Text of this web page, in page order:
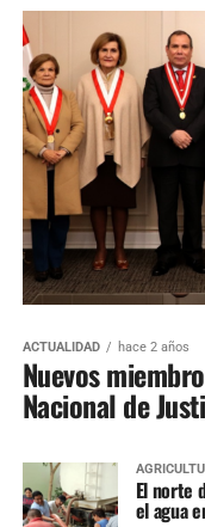
ACTUALIDAD hace 2 años
Nuevos
Nacional de
El norte
el agua